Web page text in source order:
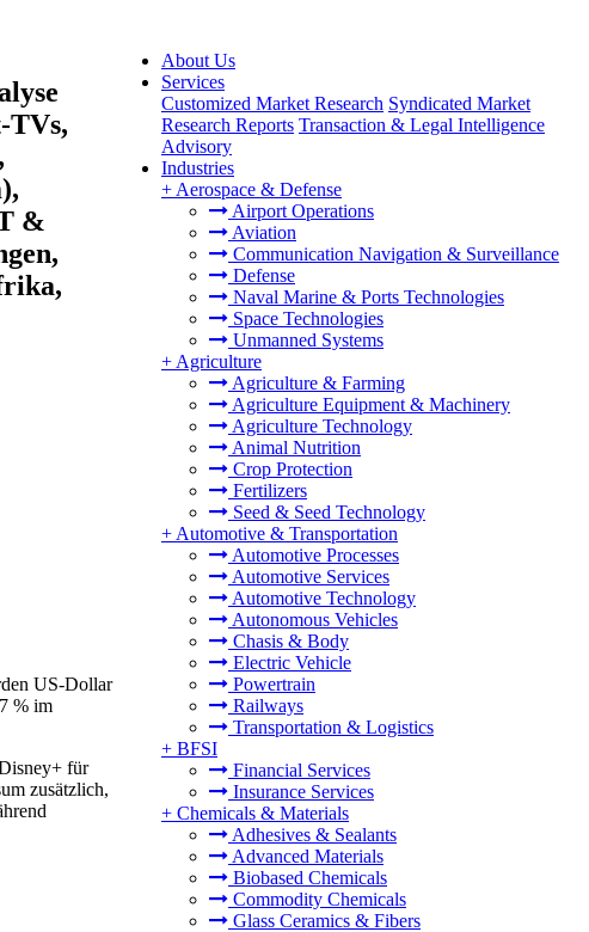
About Us
Services
Customized Market Research Syndicated Market
Research Reports Transaction & Legal Intelligence
Advisory
Industries
+ Aerospace & Defense
Airport Operations
Aviation
Communication Navigation & Surveillance
Defense
Naval Marine & Ports Technologies
Space Technologies
Unmanned Systems
+ Agriculture
Agriculture & Farming
Agriculture Equipment & Machinery
Agriculture Technology
Animal Nutrition
Crop Protection
Fertilizers
Seed & Seed Technology
+ Automotive & Transportation
Automotive Processes
Automotive Services
Automotive Technology
Autonomous Vehicles
Chasis & Body
Electric Vehicle
Powertrain
Railways
Transportation & Logistics
+ BFSI
Financial Services
Insurance Services
+ Chemicals & Materials
Adhesives & Sealants
Advanced Materials
Biobased Chemicals
Commodity Chemicals
Glass Ceramics & Fibers
TVs,
&
US-Dollar
% im
für
zusätzlich,